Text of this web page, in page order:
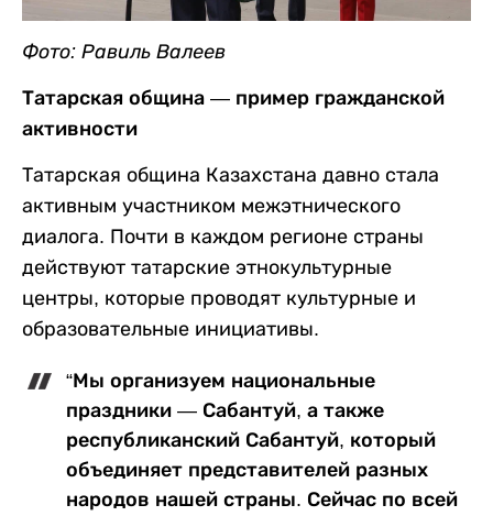
Фото: Равиль Валеев
Татарская община — пример гражданской
активности
Татарская община Казахстана давно стала
активным участником межэтнического
диалога. Почти в каждом регионе страны
действуют татарские этнокультурные
центры, которые проводят культурные и
образовательные инициативы.
“Мы организуем национальные
праздники — Сабантуй, а также
республиканский Сабантуй, который
объединяет представителей разных
народов нашей страны. Сейчас по всей